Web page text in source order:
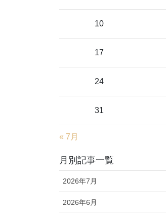
10
17
24
31
« 7月
月別記事一覧
2026年7月
2026年6月